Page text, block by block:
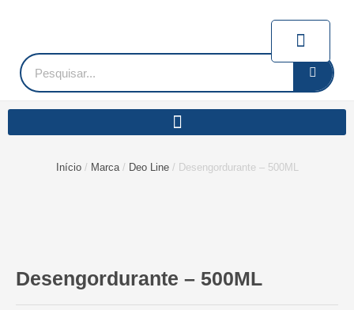
conteúdoPesquisar
Início/ Marca/ Deo Line/ Desengordurante – 500ML
Desengordurante – 500ML